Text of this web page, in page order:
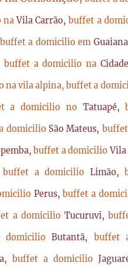
naVila Carrão, buffet a
buffet a domicilio em
buffet a domicilio na
na vila alpina, buffet a
a domicilio no Tatuapé,
domicilio São Mateus,
buffet a domicilio Vila
buffet a domicilio Limão,
Perus, buffet a
a domicilio Tucuruvi,
domicilioButantã, buffet
buffet a domicilio